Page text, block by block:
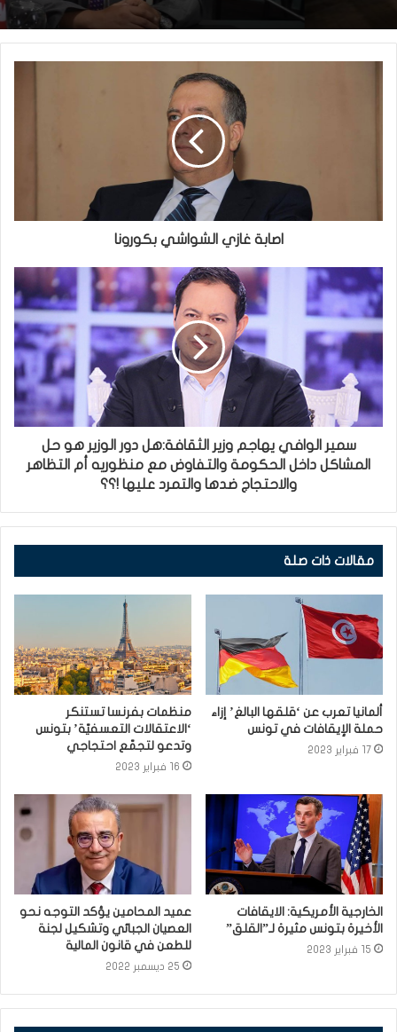
اصابة غازي الشواشي بكورونا
سمير الوافي يهاجم وزير الثقافة:هل دور الوزير هو حل
المشاكل داخل الحكومة والتفاوض مع منظوريه أم التظاهر
والاحتجاج ضدها والتمرد عليها !؟؟
مقالات ذات صلة
ألمانيا تعرب عن ‘قلقها البالغ’ إزاء
حملة الإيقافات في تونس
17 فبراير 2023
منظمات بفرنسا تستنكر
‘الاعتقالات التعسفيّة’ بتونس
وتدعو لتجمّع احتجاجي
16 فبراير 2023
الخارجية الأمريكية: الايقافات
الأخيرة بتونس مثيرة لـ”القلق”
15 فبراير 2023
عميد المحامين يؤكد التوجه نحو
العصيان الجبائي وتشكيل لجنة
للطعن في قانون المالية
25 ديسمبر 2022